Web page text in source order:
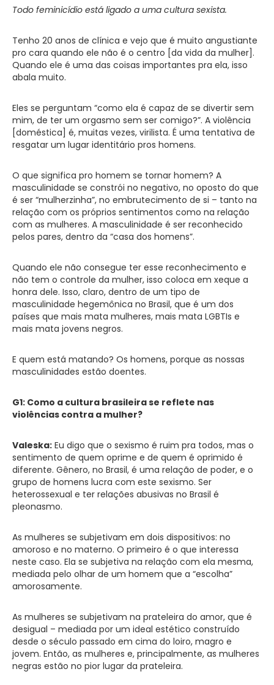
Todo feminicídio está ligado a uma cultura sexista.
Tenho 20 anos de clínica e vejo que é muito angustiante
pro cara quando ele não é o centro [da vida da mulher].
Quando ele é uma das coisas importantes pra ela, isso
abala muito.
Eles se perguntam “como ela é capaz de se divertir sem
mim, de ter um orgasmo sem ser comigo?”. A violência
[doméstica] é, muitas vezes, virilista. É uma tentativa de
resgatar um lugar identitário pros homens.
O que significa pro homem se tornar homem? A
masculinidade se constrói no negativo, no oposto do que
é ser “mulherzinha”, no embrutecimento de si – tanto na
relação com os próprios sentimentos como na relação
com as mulheres. A masculinidade é ser reconhecido
pelos pares, dentro da “casa dos homens”.
Quando ele não consegue ter esse reconhecimento e
não tem o controle da mulher, isso coloca em xeque a
honra dele. Isso, claro, dentro de um tipo de
masculinidade hegemônica no Brasil, que é um dos
países que mais mata mulheres, mais mata LGBTIs e
mais mata jovens negros.
E quem está matando? Os homens, porque as nossas
masculinidades estão doentes.
G1: Como a cultura brasileira se reflete nas
violências contra a mulher?
Valeska: Eu digo que o sexismo é ruim pra todos, mas o
sentimento de quem oprime e de quem é oprimido é
diferente. Gênero, no Brasil, é uma relação de poder, e o
grupo de homens lucra com este sexismo. Ser
heterossexual e ter relações abusivas no Brasil é
pleonasmo.
As mulheres se subjetivam em dois dispositivos: no
amoroso e no materno. O primeiro é o que interessa
neste caso. Ela se subjetiva na relação com ela mesma,
mediada pelo olhar de um homem que a “escolha”
amorosamente.
As mulheres se subjetivam na prateleira do amor, que é
desigual – mediada por um ideal estético construído
desde o século passado em cima do loiro, magro e
jovem. Então, as mulheres e, principalmente, as mulheres
negras estão no pior lugar da prateleira.